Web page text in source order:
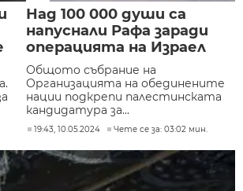
Над 100 000 души са
напуснали Рафа заради
операцията на Израел
Общото събрание на
Организацията на обединените
нации подкрепи палестинската
кандидатура за...
19:43, 10.05.2024 Чете се за: 03:02 мин.